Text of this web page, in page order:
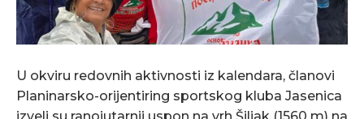
U okviru redovnih aktivnosti iz kalendara, članovi
Planinarsko-orijentiring sportskog kluba Jasenica